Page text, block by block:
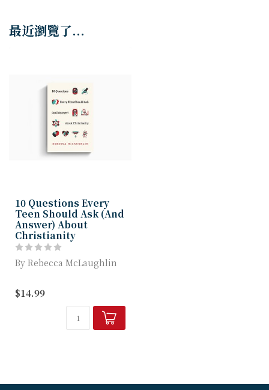
最近瀏覽了...
10 Questions Every
Teen Should Ask (And
Answer) About
Christianity
By Rebecca McLaughlin
Bible is true? Why can’t
$14.99